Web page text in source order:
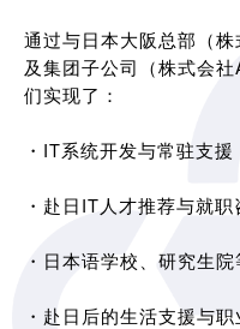
通过与日本大阪总部（
及集团子公司（株式会
们实现了：
・IT系统开发与常驻支援
・赴日IT人才推荐与就职
・日本语学校、研究生
・赴日后的生活支援与